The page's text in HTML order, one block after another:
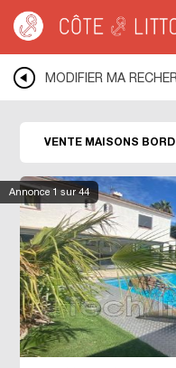
MEDITERRANEE
LANGUEDOC
MODIFIER MA
Annonce 1 sur 44
VENTE MAISONS